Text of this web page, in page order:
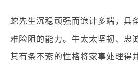
蛇先生沉稳顽强而诡计多端，具
难险阻的能力。牛太太坚韧、忠
其有条不紊的性格将家事处理得